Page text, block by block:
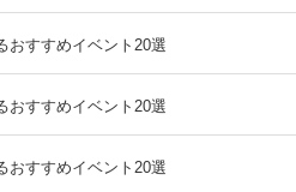
おすすめイベント20選
おすすめイベント20選
おすすめイベント20選